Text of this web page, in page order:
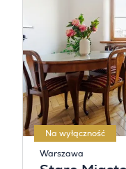
Na wyłączność
Warszawa